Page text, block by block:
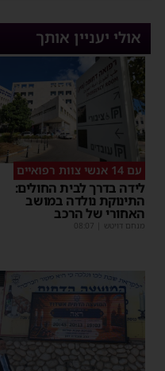
אולי יעניין אותך
לידה בדרך לבית החולים:
התינוקת נולדה במושב
האחורי של הרכב
מנחם דויטש |
08:07